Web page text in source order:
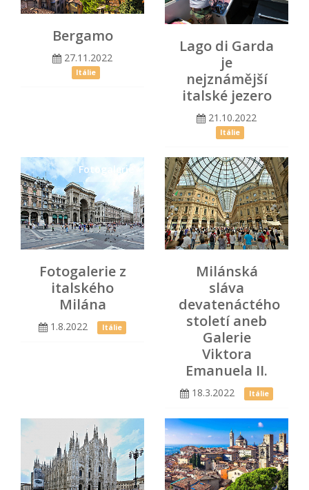
Bergamo
27.11.2022
Itálie
Lago di Garda
je
nejznámější
italské jezero
21.10.2022
Itálie
Fotogalerie
Fotogalerie z
italského
Milána
1.8.2022 Itálie
Milánská
sláva
devatenáctého
století aneb
Galerie
Viktora
Emanuela II.
18.3.2022 Itálie